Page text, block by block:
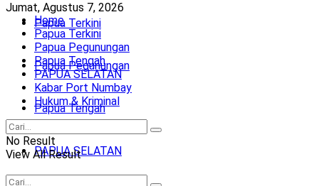
Jumat, Agustus 7, 2026
Papua Terkini
Papua Pegunungan
Papua Tengah
PAPUA SELATAN
Home
Papua Terkini
Papua Pegunungan
Papua Tengah
PAPUA SELATAN
Kabar Port Numbay
Hukum & Kriminal
No Result
View All Result